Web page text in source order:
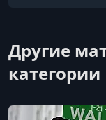
основе
знаний
помогает
управления ин
Другие
категории